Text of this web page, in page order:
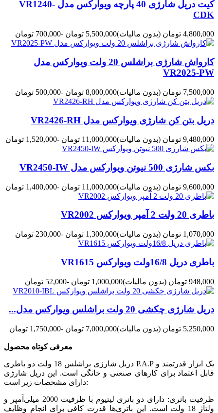
کیت دریل شارژی 40 پارچه ویوارکس مدل VR1240-
CDK
4,800,000 تومان (بدون مالیات)5,500,000 تومان -700,000 تومان
کارواش شارژی براشلس 20 ولت ویوارکس مدل
VR2025-PW
7,500,000 تومان (بدون مالیات)8,000,000 تومان -500,000 تومان
دریل بتن کن شارژی ویوارکس مدل VR2426-RH
9,480,000 تومان (بدون مالیات)11,000,000 تومان -1,520,000 تومان
بکس شارژی 500 نیوتن ویوارکس مدل VR2450-IW
9,600,000 تومان (بدون مالیات)11,000,000 تومان -1,400,000 تومان
باطری 20 ولت 2 آمپر ویوارکس VR2002
1,070,000 تومان (بدون مالیات)1,300,000 تومان -230,000 تومان
باطری دریل 16/8ولت ویوارکس VR1615
948,000 تومان (بدون مالیات)1,000,000 تومان -52,000 تومان
دریل شارژی چکشی 20 ولت براشلس ویوارکس مدل...
5,250,000 تومان (بدون مالیات)7,000,000 تومان -1,750,000 تومان
معرفی کوتاه محصول
دريل شارژی براشلس 18 ولت دو باطری P.A.P یک ابزار قدرتمند و
قابل اعتماد برای کارهای صنعتی و خانگی است. این دریل شارژی
دارای مشخصات زیر است:
ظرفیت باتری: دارای دو باتری لیتیوم با ظرفیت 2000 میلی‌آمپر و
ولتاژ 18 ولت است. این باتری‌ها قدرت کافی برای انجام وظایف